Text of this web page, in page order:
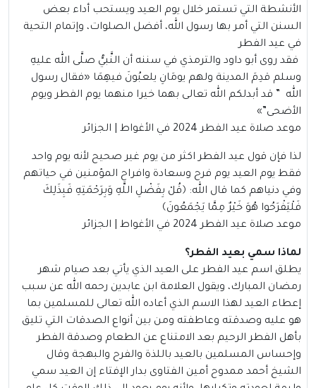
الأنشطة التي تستمر خلال يوم العيد ويستحب أداء بعض
السنن التي أمر بها رسول الله، أفضل الصلوات، وإتمام التحية
في عيد الفطر
فقد روى أبو داود والترمذي في سننه أن النَّبيُّ صلَّى الله عليهِ
وسلم قدِمَ المدينة ولهم يومَانِ يلعبُونَ فيهِمَا «فقال رسول
الله ” قد أبدلكم الله تعالى بهما خيرا منهما يوم الفطر ويوم
الأضحى”»
موعد صلاة عيد الفطر 2024 في الأغواط | الجزائر
لذا فإن قول عيد الفطر اكثر من يوم غير صحيح لأنه يوم واحد
فقط يوم العيد يوم فرح وسعادة وافراح المؤمنين في حياتهم
وفي دنياهم كما قال الله: ﴿قُلْ بِفَضْلِ اللَّهِ وَبِرَحْمَتِهِ فَبِذَلِكَ
فَلْيَفْرَحُوا هُوَ خَيْرٌ مِمَّا يَجْمَعُونَ﴾
موعد صلاة عيد الفطر 2024 في الأغواط | الجزائر
لماذا سمي بعيد الفطر؟
يطلق اسم عيد الفطر على العيد الذي يأتي بعد صيام شهر
رمضان المبارك، ويقول العلامة ابن عابدين رحمه الله عن سبب
إعطاء العيد لهذا الاسم الذي أعاده الله تعالى للمسلمين بما
هو عليه وصدقته وعاطفته ومن بين أنواع الصدقات التي تليق
بأهل الفطر الرحيم بعد الامتناع عن الطعام وصدقة الفطر
وإحساس المسلمين بالعيد باللذة والفرح والبهجة وقال
الشيخ أحمد ممدوح أمين الفتاوى بدار الإفتاء إن العيد سمي